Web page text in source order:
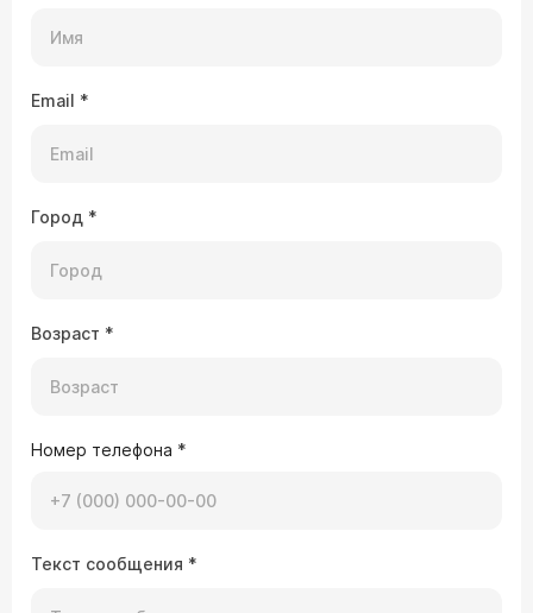
Email *
Город *
Возраст *
Номер телефона *
Текст сообщения *